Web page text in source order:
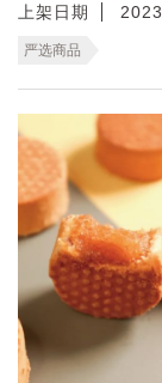
上架日期
严选商品